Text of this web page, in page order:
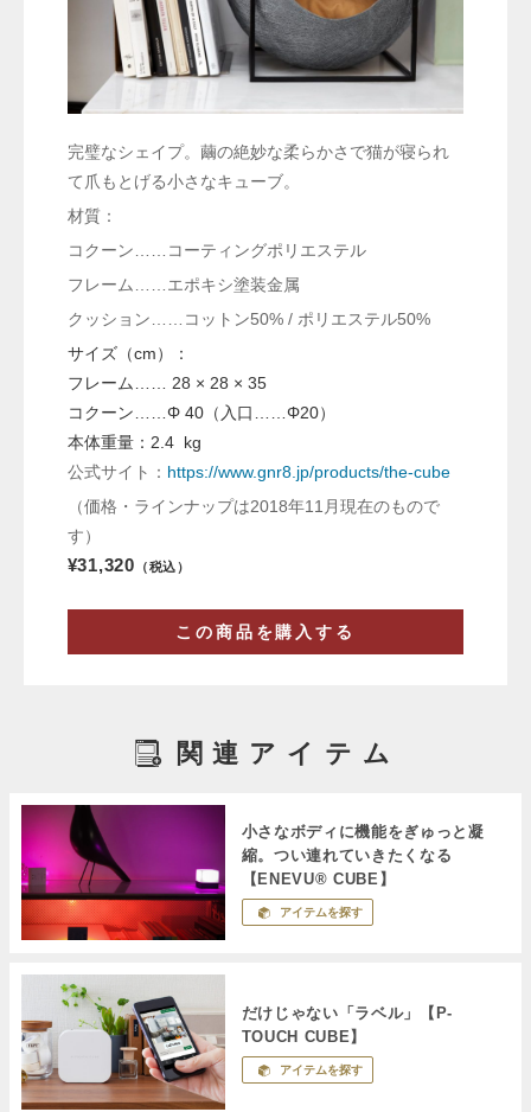
完璧なシェイプ。繭の絶妙な柔らかさで猫が寝られ
て爪もとげる小さなキューブ。
材質：
コクーン……コーティングポリエステル
フレーム……エポキシ塗装金属
クッション……コットン50% / ポリエステル50%
サイズ（cm）：
フレーム…… 28 × 28 × 35
コクーン……Φ 40（入口……Φ20）
本体重量：2.4 kg
公式サイト： https://www.gnr8.jp/products/the-cube
（価格・ラインナップは2018年11月現在のもので
す）
¥31,320 （税込）
この商品を購入する
関連アイテム
小さなボディに機能をぎゅっと凝
縮。つい連れていきたくなる
【ENEVU® CUBE】
アイテムを探す
だけじゃない「ラベル」【P-
TOUCH CUBE】
アイテムを探す